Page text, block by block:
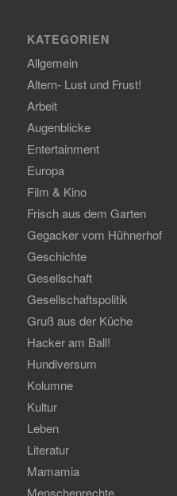
KATEGORIEN
Allgemein
Altern- Lust und Frust!
Arbeit
Augenblicke
Entertainment
Europa
Film & Kino
Frisch aus dem Garten
Gegacker vom Hühnerhof
Geschichte
Gesellschaft
Gesellschaftspolitik
Gruß aus der Küche
Hacker am Ball!
Hundiversum
Kolumne
Kultur
Leben
Literatur
Mamamia